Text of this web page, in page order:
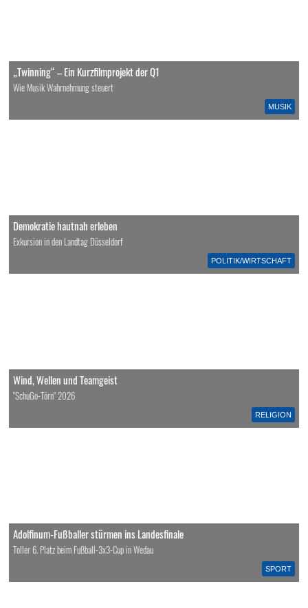
MUSIK
„Twinning“ – Ein Kurzfilmprojekt der Q1
Wie Musik Wahrnehmung steuert
POLITIK/WIRTSCHAFT
Demokratie hautnah erleben
Exkursion in den Landtag Düsseldorf
RELIGION
Wind, Wellen und Teamgeist
"SchuGo-Törn" 2026
SPORT
Adolfinum-Fußballer stürmen ins Landesfinale
Toller 6. Platz beim Fußball-3x3-Cup in Wedau